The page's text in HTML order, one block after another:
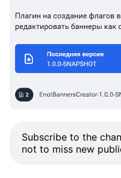
Subscribe to the
not to miss new